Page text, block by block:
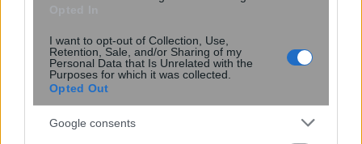
I want to opt-out of Collection, Use,
Retention, Sale, and/or Sharing of my
Personal Data that Is Unrelated with the
Purposes for which it was collected.
Opted Out
Google consents